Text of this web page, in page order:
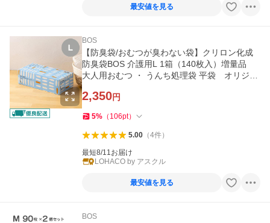
最安値を見る
BOS
【防臭袋/おむつが臭わない袋】クリロン化成
防臭袋BOS 介護用L 1箱（140枚入）増量品
大人用おむつ ・ うんち処理袋 平袋 オリジナ
2,350円
5% （ 106pt）
5.00（4件）
最短8/11お届け
LOHACO by アスクル
最安値を見る
BOS